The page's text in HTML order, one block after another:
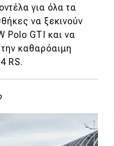
για όλα τα
να ξεκινούν
Polo GTI και να
καθαρόαιμη
RS.